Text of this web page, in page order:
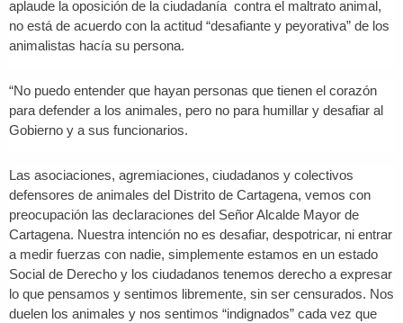
aplaude la oposición de la ciudadanía contra el maltrato animal,
no está de acuerdo con la actitud “desafiante y peyorativa” de los
animalistas hacía su persona.
“No puedo entender que hayan personas que tienen el corazón
para defender a los animales, pero no para humillar y desafiar al
Gobierno y a sus funcionarios.
Las asociaciones, agremiaciones, ciudadanos y colectivos
defensores de animales del Distrito de Cartagena, vemos con
preocupación las declaraciones del Señor Alcalde Mayor de
Cartagena. Nuestra intención no es desafiar, despotricar, ni entrar
a medir fuerzas con nadie, simplemente estamos en un estado
Social de Derecho y los ciudadanos tenemos derecho a expresar
lo que pensamos y sentimos libremente, sin ser censurados. Nos
duelen los animales y nos sentimos “indignados” cada vez que